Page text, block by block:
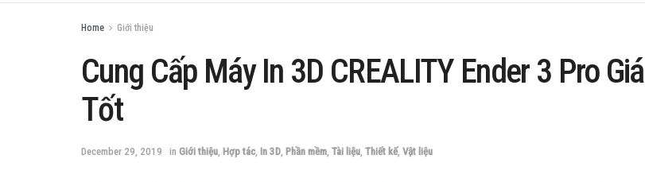
Home Giới thiệu
Cung Cấp Máy In 3D CREALITY Ender 3 Pro Giá
Tốt
December 29, 2019 in Giới thiệu Hợp tác In 3D Phần mềm Tài liệu Thiết kế, Vật liệu